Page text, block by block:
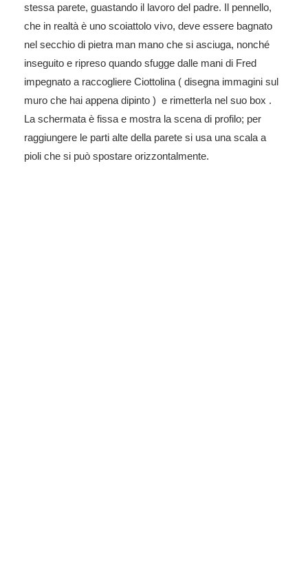
stessa parete, guastando il lavoro del padre. Il pennello,
che in realtà è uno scoiattolo vivo, deve essere bagnato
nel secchio di pietra man mano che si asciuga, nonché
inseguito e ripreso quando sfugge dalle mani di Fred
impegnato a raccogliere Ciottolina ( disegna immagini sul
muro che hai appena dipinto ) e rimetterla nel suo box .
La schermata è fissa e mostra la scena di profilo; per
raggiungere le parti alte della parete si usa una scala a
pioli che si può spostare orizzontalmente.